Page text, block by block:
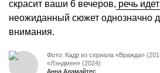
скрасит ваши 6 вечеров, речь
неожиданный сюжет однозначно
внимания.
Фото: Кадр из сериала «Вражда»
«Лэндмен» (2024)
Анна Адамайтес